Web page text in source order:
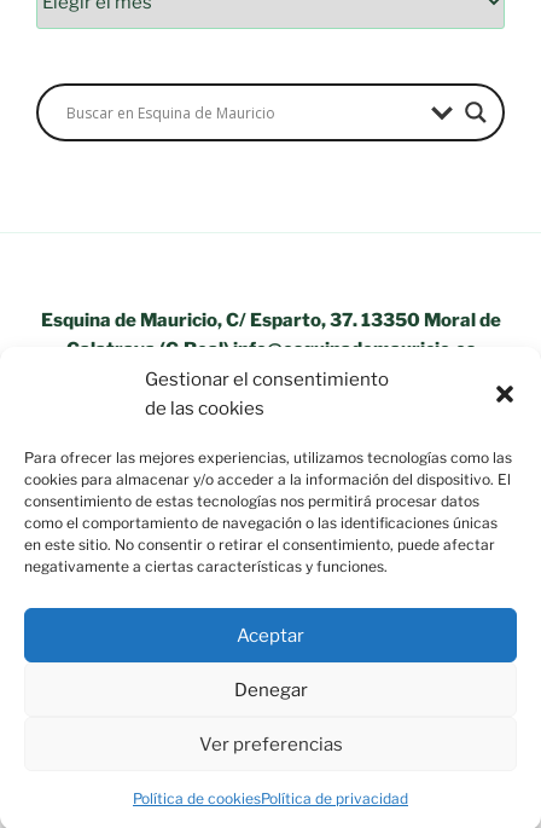
Gestionar el consentimiento
de las cookies
Para ofrecer las mejores experiencias, utilizamos tecnologías como las
cookies para almacenar y/o acceder a la información del dispositivo. El
consentimiento de estas tecnologías nos permitirá procesar datos
como el comportamiento de navegación o las identificaciones únicas
en este sitio. No consentir o retirar el consentimiento, puede afectar
negativamente a ciertas características y funciones.
Aceptar
Denegar
Ver preferencias
Política de cookiesPolítica de privacidad
Esquina de Mauricio, C/ Esparto, 37. 13350 Moral de
Calatrava (C.Real) info@esquinademauricio.es
«Aviso Legal»